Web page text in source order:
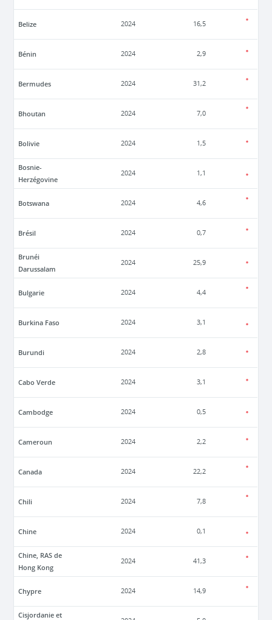
Belize 2024 16,5
Bénin 2024 2,9
Bermudes 2024 31,2
Bhoutan 2024 7,0
Bolivie 2024 1,5
Bosnie-
Herzégovine
2024 1,1
Botswana 2024 4,6
Brésil 2024 0,7
Brunéi
Darussalam
2024 25,9
Bulgarie 2024 4,4
Burkina Faso 2024 3,1
Burundi 2024 2,8
Cabo Verde 2024 3,1
Cambodge 2024 0,5
Cameroun 2024 2,2
Canada 2024 22,2
Chili 2024 7,8
Chine 2024 0,1
Chine, RAS de
Hong Kong
2024 41,3
Chypre 2024 14,9
Cisjordanie et